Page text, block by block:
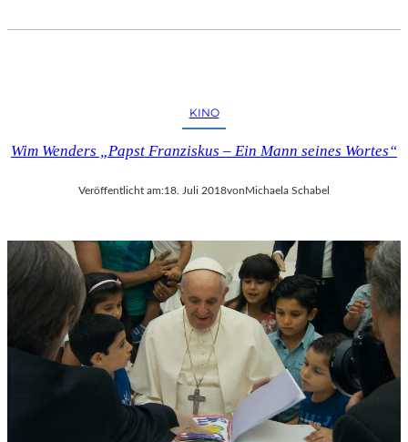
KINO
Wim Wenders „Papst Franziskus – Ein Mann seines Wortes“
Veröffentlicht am:18. Juli 2018von Michaela Schabel